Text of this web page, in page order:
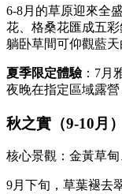
6-8月的草原迎來全
花、格桑花匯成五
躺卧草間可仰觀藍天
夏季限定體驗：7月
夜晚在指定區域露營
秋之實（9-10月
核心景觀：金黃草甸
9月下旬，草葉褪去